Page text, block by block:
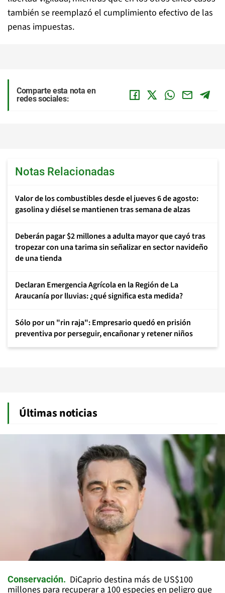
también se reemplazó el cumplimiento efectivo de las
penas impuestas.
Comparte esta nota en
redes sociales:
Notas Relacionadas
Valor de los combustibles desde el jueves 6 de agosto:
gasolina y diésel se mantienen tras semana de alzas
Deberán pagar $2 millones a adulta mayor que cayó tras
tropezar con una tarima sin señalizar en sector navideño
de una tienda
Declaran Emergencia Agrícola en la Región de La
Araucanía por lluvias: ¿qué significa esta medida?
Sólo por un "rin raja": Empresario quedó en prisión
preventiva por perseguir, encañonar y retener niños
Últimas noticias
Conservación
DiCaprio destina más de US$100
millones para recuperar a 100 especies en peligro que